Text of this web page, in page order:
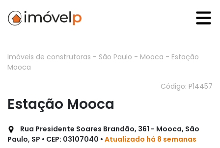
Imóveis de construtoras - São Paulo - Mooca - Estação
Mooca
Código: P14457
Estação Mooca
Rua Presidente Soares Brandão, 361 - Mooca, São
Paulo, SP • CEP: 03107040 • Atualizado há 8 semanas